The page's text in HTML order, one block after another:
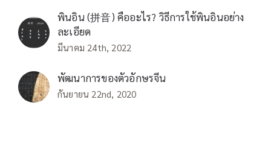
พินอิน (拼音) คืออะไร? วิธีการใช้พินอินอย่าง
ละเอียด
มีนาคม 24th, 2022
พัฒนาการของตัวอักษรจีน
กันยายน 22nd, 2020